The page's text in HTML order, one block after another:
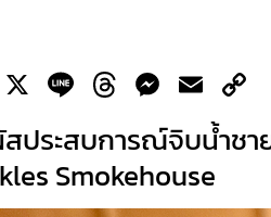
Facebook
X LineThreads
ประสบการณ์จิบน้ำชา
Smokehouse